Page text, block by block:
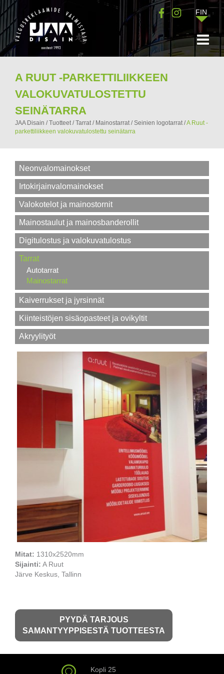
FIN
A RUUT -PARKETTILIIKKEEN
VALOKUVATULOSTETTU
SEINÄTARRA
JAA Disain /Tuotteet/Tarrat/ Mainostarrat/Seinien logotarrat/A Ruut -
parkettiliikkeen valokuvatulostettu seinätarra
Neonvalomainokset
Irtokirjainvalomainokset
Valokotelot ja mainostornit
Mainostaulut ja mainosbanderollit
Digitulostus ja valokuvatulostus
Tarrat
Autotarrat
Mainostarrat
Kaiverrukset ja jyrsinnät
Kiinteistöjen sisäopasteet ja ovikyltit
Akryylityöt
Mitat: 1310x2520mm
Sijainti: A Ruut
Järve Keskus, Tallinn
PYYDÄ TARJOUS
SAMANTYYPPISESTÄ TUOTTEESTA
Kopli 25